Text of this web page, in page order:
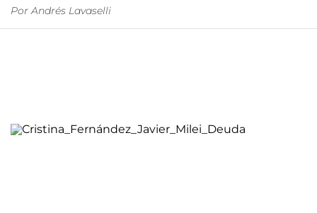
Por Andrés Lavaselli